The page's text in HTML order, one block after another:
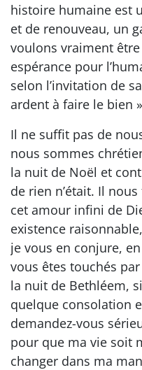
histoire humaine est
et de renouveau, un
voulons vraiment
espérance pour
selon l’invitation de
ardent à faire le bien
Il ne suffit pas de
nous sommes
la nuit de Noël et
de rien n’était. Il
cet amour infini de
existence
je vous en conjure,
vous êtes touchés
la nuit de Bethléem,
quelque consolation
demandez-vous
pour que ma vie soit
changer dans ma